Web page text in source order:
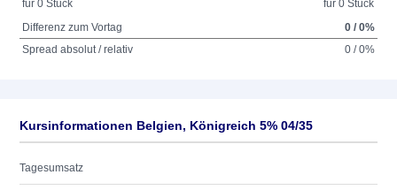
für 0 Stück
für 0 Stück
Differenz zum Vortag
0 / 0%
Spread absolut / relativ
0 / 0%
Kursinformationen Belgien, Königreich 5% 04/35
Tagesumsatz